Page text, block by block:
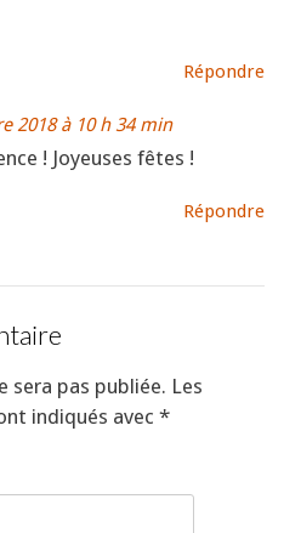
Répondre
2018 à 10 h 34 min
! Joyeuses fêtes !
Répondre
sera pas publiée. Les
indiqués avec *